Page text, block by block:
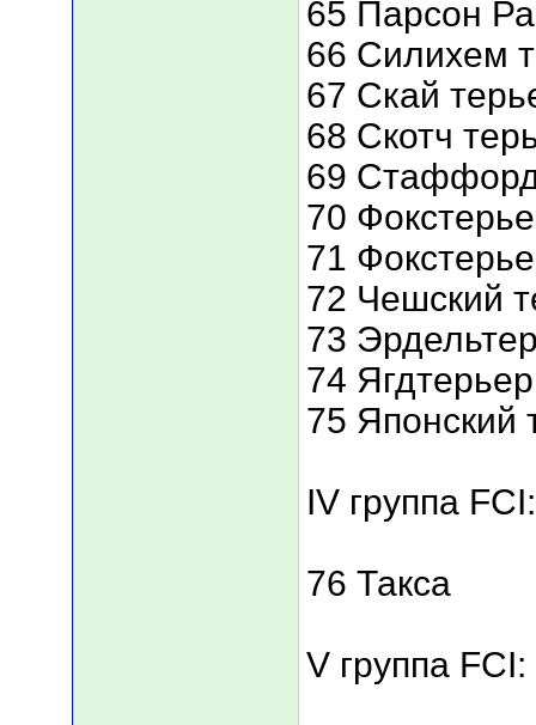
65 Парсон
66 Силихем
67 Скай
68 Скотч
69
70
71
72 Чешский
73
74 Ягдтерьер
75 Японский
IV группа FCI:
76 Такса
V группа FCI: